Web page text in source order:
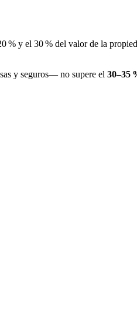
% y el 30 % del valor de la
y seguros— no supere el 30–35